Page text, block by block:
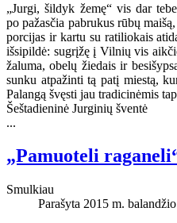
„Jurgi, šildyk žemę“ vis dar
po pažasčia pabrukus rūbų
porcijas ir kartu su ratiliokais
išsipildė: sugrįžę į Vilnių vis
žaluma, obelų žiedais ir
sunku atpažinti tą patį miestą,
Palangą švęsti jau tradicinėmis
Šeštadieninė Jurginių šventė
...
„Pamuoteli
Smulkiau
Parašyta 2015 m.